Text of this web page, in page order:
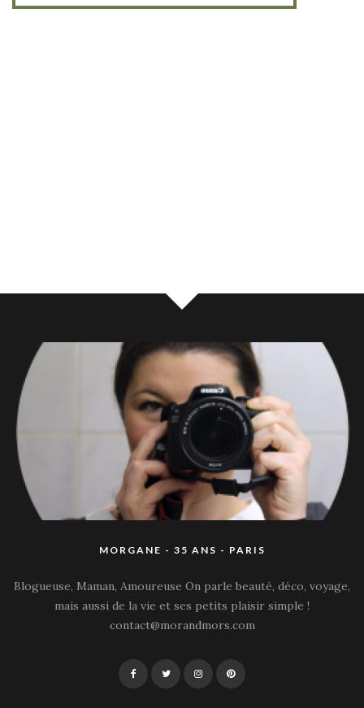
MORGANE - 35 ANS - PARIS
Blogueuse, Maman, Amoureuse On parle beauté, déco, voyage,
mais aussi de la vie et ses petits plaisir simple !
contact@morandmors.com